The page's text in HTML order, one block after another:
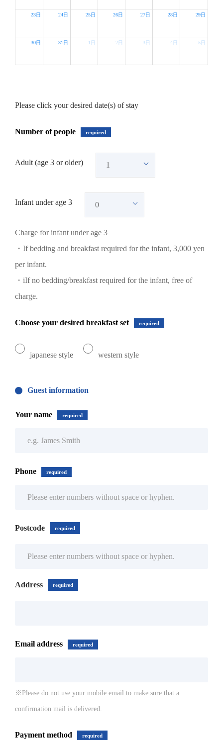
23日 24日 25日 26日 27日 28日 29日
30日 31日 1日 2日 3日 4日 5日
Please click your desired date(s) of stay
Number of people required
Adult (age 3 or older)
Infant under age 3
Charge for infant under age 3
・If bedding and breakfast required for the infant, 3,000 yen
per infant.
・iIf no bedding/breakfast required for the infant, free of
charge.
Choose your desired breakfast set required
japanese style western style
Guest information
Your name required
Phone required
Postcode required
Address required
Email address required
※Please do not use your mobile email to make sure that a
confirmation mail is delivered.
Payment method required